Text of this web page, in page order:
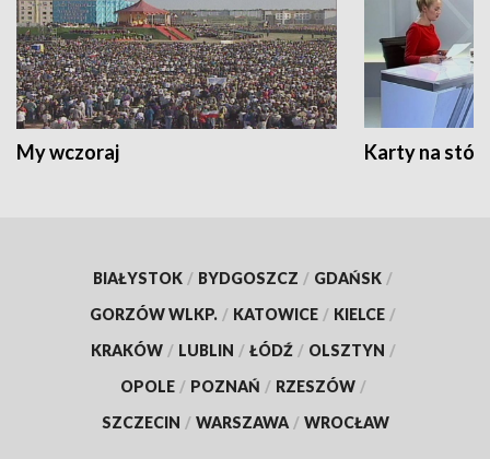
My wczoraj Karty na
BIAŁYSTOK / BYDGOSZCZ / GDAŃSK /
GORZÓW WLKP. / KATOWICE / KIELCE /
KRAKÓW / LUBLIN / ŁÓDŹ / OLSZTYN /
OPOLE / POZNAŃ / RZESZÓW /
SZCZECIN / WARSZAWA / WROCŁAW